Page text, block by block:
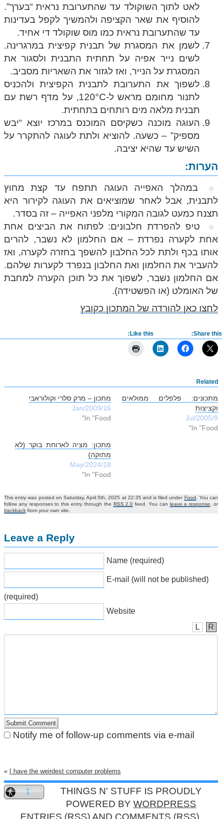
לאט לתוך השוקולד עד שהתערובת נראית “בערך”.
להוסיף את שאר הקציפה ולהמשיך לקפל בעדינות
עד שהתערובת נראית כמו מוס שוקולד די אחיד.
לשמן את המסגרת של תבנית קפיצית במרגרינה.
לשים נייר אפיה על תחתית התבנית ולסגור את
המסגרת על הנייר, ואז לגזור את השאריות מסביב.
לשפוך את התערובת לתבנית הקפיצית ולהכניס
לתנור מחומם מראש ל-120°C, על מדף רשת עם
תבנית מלאה מים רותחים בתחתית.
העוגה מוכנה כשקיסם המוכנס במרכז יוצא “יבש
מספיק” – כשעה. להוציא ולתת לעוגה להתקרר על
השיש עד שהיא יציבה.
הערות:
במהלך האפייה העוגה תתפח עד קצת מחוץ
לתבנית, אבל לאחר שמוציאים את העוגה לקירור היא
תצנח כמעט לגובה המקורי מלפני האפייה – זה בסדר.
טיפ להפרדת חלבונים: לפתוח את הביצים אחת
אחת לקערה נפרדת – אם החלמון לא נשבר, להרים
אותו בכף ולתת לכל החלבון להשפך בחזרה לקערה, ואז
להעביר את החלמון ואת החלבון בנפרד לקערות שלהם.
אם החלמון נשבר, לשפוך את כל תוכן הקערה למחבת
של האומלט (או הפשטידה).
לחצו כאן להורדה של המתכון כקובץ
Share this:
Like this:
Related
מתכון – מרק סלרי וקולוראבי
16/Jan/2009
In "Food"
מתכונים: פלפלים ממולאים
וקציצות
9/Jul/2005
In "Food"
מתכון: מציה לארוחת בוקר (לא
מתוקה)
18/May/2024
In "Food"
This entry was posted on Saturday, April 5th, 2025 at 22:35 and is filed under Food . You can
follow any responses to this entry through the RSS 2.0 feed. You can leave a response
, or
trackback from your own site.
Leave a Reply
Name (required)
E-mail (will not be published)
(required)
Website
L
R
Notify me of follow-up comments via e-mail
« I have the weirdest computer problems
THINGS N' STUFF IS PROUDLY
POWERED BY WORDPRESS
ENTRIES (RSS) AND COMMENTS (RSS)